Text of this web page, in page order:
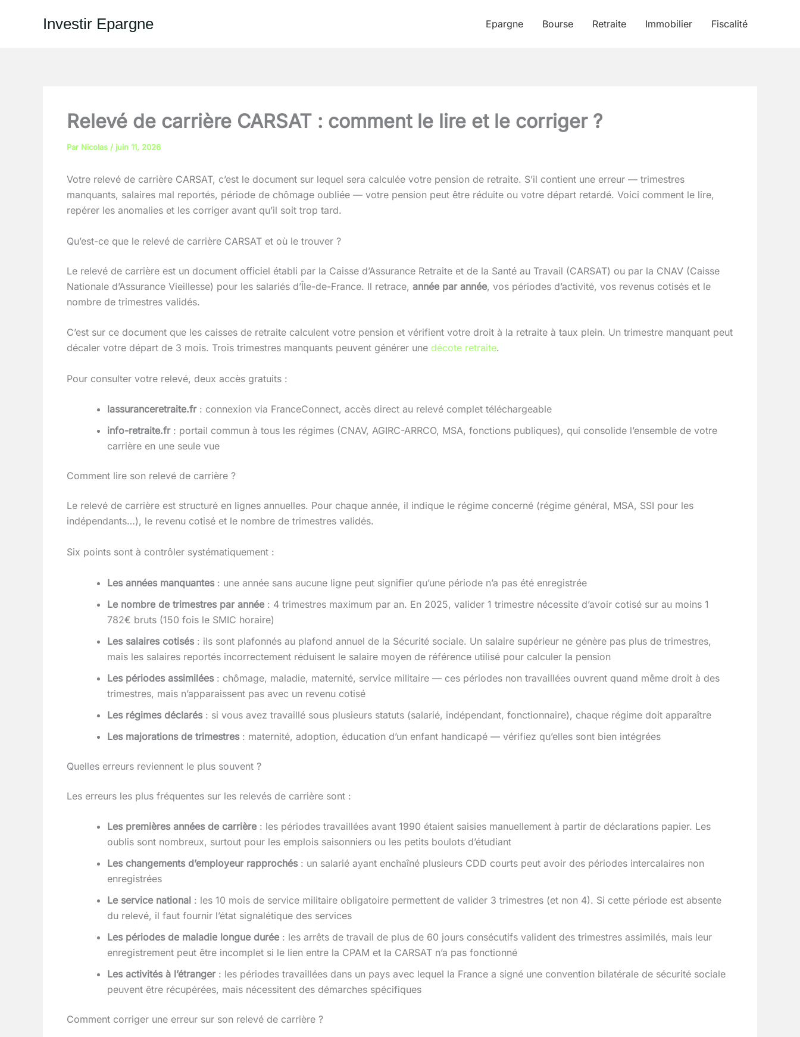
Investir Epargne Epargne Bourse Retraite Immobilier Fiscalité
Relevé de carrière CARSAT : comment le lire et le corriger ?
Par Nicolas / juin 11, 2026
Votre relevé de carrière CARSAT, c’est le document sur lequel sera calculée votre pension de retraite. S’il contient une erreur — trimestres
manquants, salaires mal reportés, période de chômage oubliée — votre pension peut être réduite ou votre départ retardé. Voici comment le lire,
repérer les anomalies et les corriger avant qu’il soit trop tard.
Qu’est-ce que le relevé de carrière CARSAT et où le trouver ?
Le relevé de carrière est un document officiel établi par la Caisse d’Assurance Retraite et de la Santé au Travail (CARSAT) ou par la CNAV (Caisse
Nationale d’Assurance Vieillesse) pour les salariés d’Île-de-France. Il retrace, année par année, vos périodes d’activité, vos revenus cotisés et le
nombre de trimestres validés.
C’est sur ce document que les caisses de retraite calculent votre pension et vérifient votre droit à la retraite à taux plein. Un trimestre manquant peut
décaler votre départ de 3 mois. Trois trimestres manquants peuvent générer une décote retraite.
Pour consulter votre relevé, deux accès gratuits :
lassuranceretraite.fr: connexion via FranceConnect, accès direct au relevé complet téléchargeable
info-retraite.fr: portail commun à tous les régimes (CNAV, AGIRC-ARRCO, MSA, fonctions publiques), qui consolide l’ensemble de votre
carrière en une seule vue
Comment lire son relevé de carrière ?
Le relevé de carrière est structuré en lignes annuelles. Pour chaque année, il indique le régime concerné (régime général, MSA, SSI pour les
indépendants…), le revenu cotisé et le nombre de trimestres validés.
Six points sont à contrôler systématiquement :
Les années manquantes: une année sans aucune ligne peut signifier qu’une période n’a pas été enregistrée
Le nombre de trimestres par année: 4 trimestres maximum par an. En 2025, valider 1 trimestre nécessite d’avoir cotisé sur au moins 1
782€ bruts (150 fois le SMIC horaire)
Les salaires cotisés: ils sont plafonnés au plafond annuel de la Sécurité sociale. Un salaire supérieur ne génère pas plus de trimestres,
mais les salaires reportés incorrectement réduisent le salaire moyen de référence utilisé pour calculer la pension
Les périodes assimilées: chômage, maladie, maternité, service militaire — ces périodes non travaillées ouvrent quand même droit à des
trimestres, mais n’apparaissent pas avec un revenu cotisé
Les régimes déclarés: si vous avez travaillé sous plusieurs statuts (salarié, indépendant, fonctionnaire), chaque régime doit apparaître
Les majorations de trimestres: maternité, adoption, éducation d’un enfant handicapé — vérifiez qu’elles sont bien intégrées
Quelles erreurs reviennent le plus souvent ?
Les erreurs les plus fréquentes sur les relevés de carrière sont :
Les premières années de carrière: les périodes travaillées avant 1990 étaient saisies manuellement à partir de déclarations papier. Les
oublis sont nombreux, surtout pour les emplois saisonniers ou les petits boulots d’étudiant
Les changements d’employeur rapprochés: un salarié ayant enchaîné plusieurs CDD courts peut avoir des périodes intercalaires non
enregistrées
Le service national : les 10 mois de service militaire obligatoire permettent de valider 3 trimestres (et non 4). Si cette période est absente
du relevé, il faut fournir l’état signalétique des services
Les périodes de maladie longue durée: les arrêts de travail de plus de 60 jours consécutifs valident des trimestres assimilés, mais leur
enregistrement peut être incomplet si le lien entre la CPAM et la CARSAT n’a pas fonctionné
Les activités à l’étranger: les périodes travaillées dans un pays avec lequel la France a signé une convention bilatérale de sécurité sociale
peuvent être récupérées, mais nécessitent des démarches spécifiques
Comment corriger une erreur sur son relevé de carrière ?